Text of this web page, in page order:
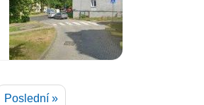
Poslední »